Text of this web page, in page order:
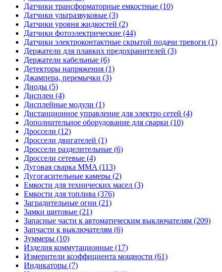
Датчики трансформаторные емкостные (10)
Датчики ультразвуковые (3)
Датчики уровня жидкостей (2)
Датчики фотоэлектрические (44)
Датчики электроконтактные скрытой подачи тревоги (1)
Держатели для плавких предохранителей (3)
Держатели кабельные (6)
Детекторы напряжения (1)
Джампера, перемычки (3)
Диоды (5)
Дисплеи (4)
Дисплейные модули (1)
Дистанционное управление для электро сетей (4)
Дополнительное оборудование для сварки (10)
Дроссели (12)
Дроссели двигателей (1)
Дроссели разделительные (6)
Дроссели сетевые (4)
Дуговая сварка MMA (113)
Дугогасительные камеры (2)
Емкости для технических масел (3)
Емкости для топлива (376)
Заградительные огни (21)
Замки щитовые (21)
Запасные части к автоматическим выключателям (209)
Запчасти к выключателям (6)
Зуммеры (10)
Изделия коммутационные (17)
Измерители коэффициента мощности (61)
Индикаторы (7)